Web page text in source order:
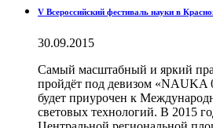
V Всероссийский фестиваль науки в
30.09.2015
Самый масштабный и яркий
пройдёт под девизом «NAUKA
будет приурочен к
световых технологий. В 2015